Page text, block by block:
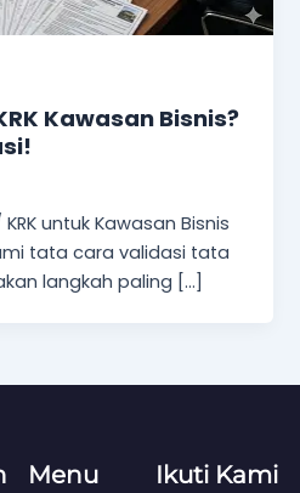
Kawasan Bisnis?
untuk Kawasan Bisnis
tata cara validasi tata
langkah paling […]
Menu Ikuti Kami